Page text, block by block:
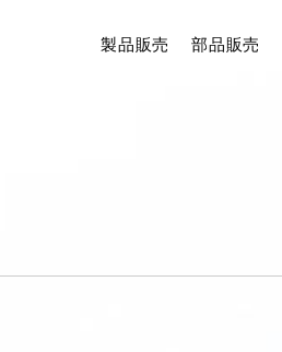
製品販売 部品販売